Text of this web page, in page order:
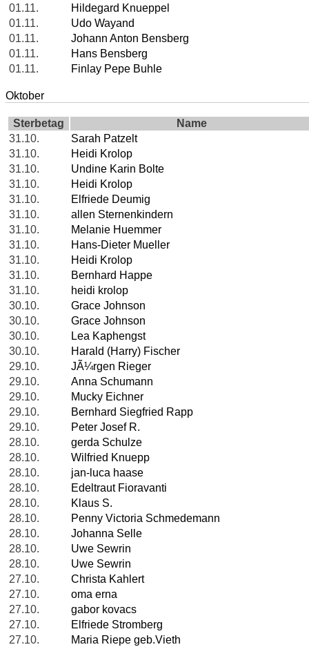
01.11.
Hildegard Knueppel
01.11.
Udo Wayand
01.11.
Johann Anton Bensberg
01.11.
Hans Bensberg
01.11.
Finlay Pepe Buhle
Oktober
Sterbetag
Name
31.10.
Sarah Patzelt
31.10.
Heidi Krolop
31.10.
Undine Karin Bolte
31.10.
Heidi Krolop
31.10.
Elfriede Deumig
31.10.
allen Sternenkindern
31.10.
Melanie Huemmer
31.10.
Hans-Dieter Mueller
31.10.
Heidi Krolop
31.10.
Bernhard Happe
31.10.
heidi krolop
30.10.
Grace Johnson
30.10.
Grace Johnson
30.10.
Lea Kaphengst
30.10.
Harald (Harry) Fischer
29.10.
JÃ¼rgen Rieger
29.10.
Anna Schumann
29.10.
Mucky Eichner
29.10.
Bernhard Siegfried Rapp
29.10.
Peter Josef R.
28.10.
gerda Schulze
28.10.
Wilfried Knuepp
28.10.
jan-luca haase
28.10.
Edeltraut Fioravanti
28.10.
Klaus S.
28.10.
Penny Victoria Schmedemann
28.10.
Johanna Selle
28.10.
Uwe Sewrin
28.10.
Uwe Sewrin
27.10.
Christa Kahlert
27.10.
oma erna
27.10.
gabor kovacs
27.10.
Elfriede Stromberg
27.10.
Maria Riepe geb.Vieth